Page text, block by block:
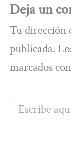
Deja un
Tu dirección
publicada.
marcados con
Escribe
aquí...